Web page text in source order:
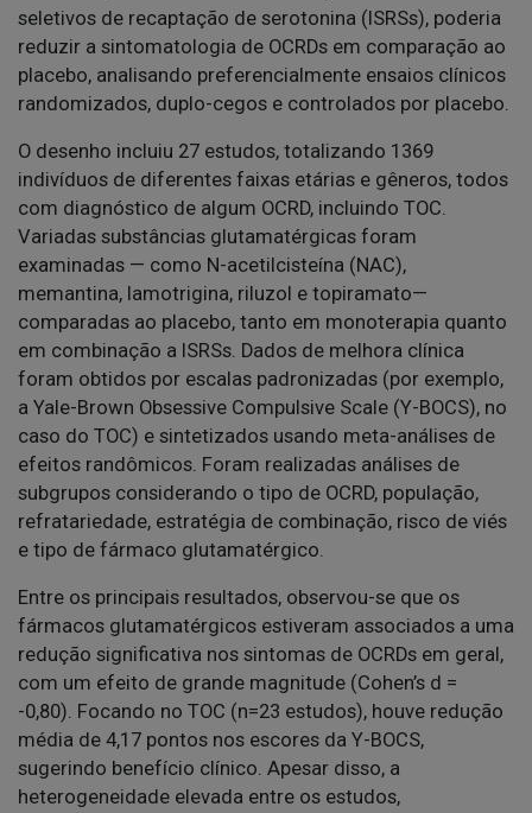
seletivos de recaptação de serotonina (ISRSs), poderia
reduzir a sintomatologia de OCRDs em comparação ao
placebo, analisando preferencialmente ensaios clínicos
randomizados, duplo-cegos e controlados por placebo.
O desenho incluiu 27 estudos, totalizando 1369
indivíduos de diferentes faixas etárias e gêneros, todos
com diagnóstico de algum OCRD, incluindo TOC.
Variadas substâncias glutamatérgicas foram
examinadas — como N-acetilcisteína (NAC),
memantina, lamotrigina, riluzol e topiramato—
comparadas ao placebo, tanto em monoterapia quanto
em combinação a ISRSs. Dados de melhora clínica
foram obtidos por escalas padronizadas (por exemplo,
a Yale-Brown Obsessive Compulsive Scale (Y-BOCS), no
caso do TOC) e sintetizados usando meta-análises de
efeitos randômicos. Foram realizadas análises de
subgrupos considerando o tipo de OCRD, população,
refratariedade, estratégia de combinação, risco de viés
e tipo de fármaco glutamatérgico.
Entre os principais resultados, observou-se que os
fármacos glutamatérgicos estiveram associados a uma
redução significativa nos sintomas de OCRDs em geral,
com um efeito de grande magnitude (Cohen’s d =
-0,80). Focando no TOC (n=23 estudos), houve redução
média de 4,17 pontos nos escores da Y-BOCS,
sugerindo benefício clínico. Apesar disso, a
heterogeneidade elevada entre os estudos,